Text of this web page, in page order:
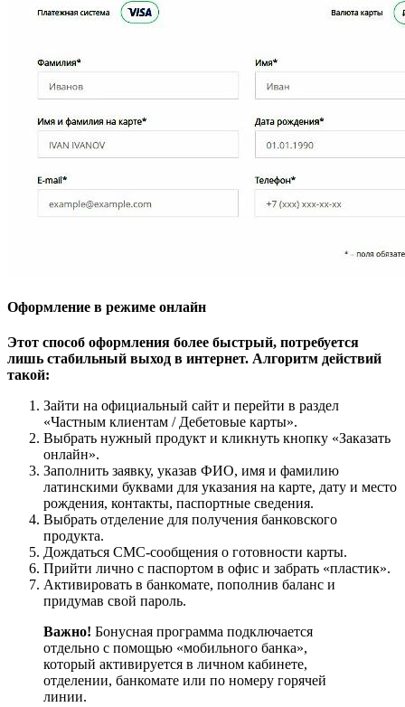
Оформление в режиме онлайн
Этот способ оформления более быстрый, потребуется
лишь стабильный выход в интернет. Алгоритм действий
такой:
Зайти на официальный сайт и перейти в раздел
«Частным клиентам / Дебетовые карты».
Выбрать нужный продукт и кликнуть кнопку «Заказать
онлайн».
Заполнить заявку, указав ФИО, имя и фамилию
латинскими буквами для указания на карте, дату и место
рождения, контакты, паспортные сведения.
Выбрать отделение для получения банковского
продукта.
Дождаться СМС-сообщения о готовности карты.
Прийти лично с паспортом в офис и забрать «пластик».
Активировать в банкомате, пополнив баланс и
придумав свой пароль.
Важно! Бонусная программа подключается
отдельно с помощью «мобильного банка»,
который активируется в личном кабинете,
отделении, банкомате или по номеру горячей
линии.